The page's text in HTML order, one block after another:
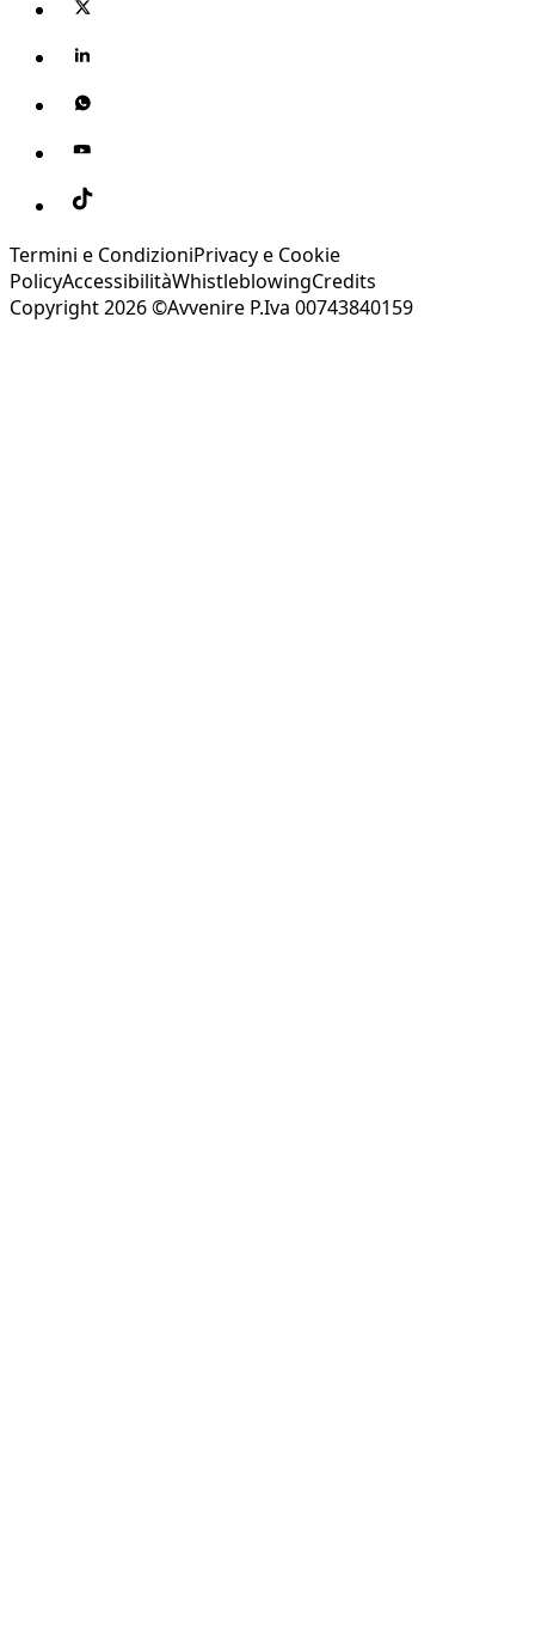
Termini e CondizioniPrivacy e Cookie
PolicyAccessibilitàWhistleblowingCredits
Copyright 2026 ©Avvenire P.Iva 00743840159